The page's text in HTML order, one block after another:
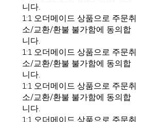
니다.
1:1 오더메이드 상품으로 주문취
소/교환/환불 불가함에 동의합
니다.
1:1 오더메이드 상품으로 주문취
소/교환/환불 불가함에 동의합
니다.
1:1 오더메이드 상품으로 주문취
소/교환/환불 불가함에 동의합
니다.
1:1 오더메이드 상품으로 주문취